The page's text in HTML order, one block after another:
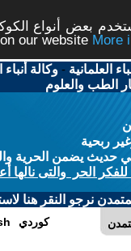
بعض أنواع
our website
العلمانية -وكالة
الطب والعلوم
ربحية
يضمن الحرية
الحر والتى نالها
نرجو النقر هنا
كوردي